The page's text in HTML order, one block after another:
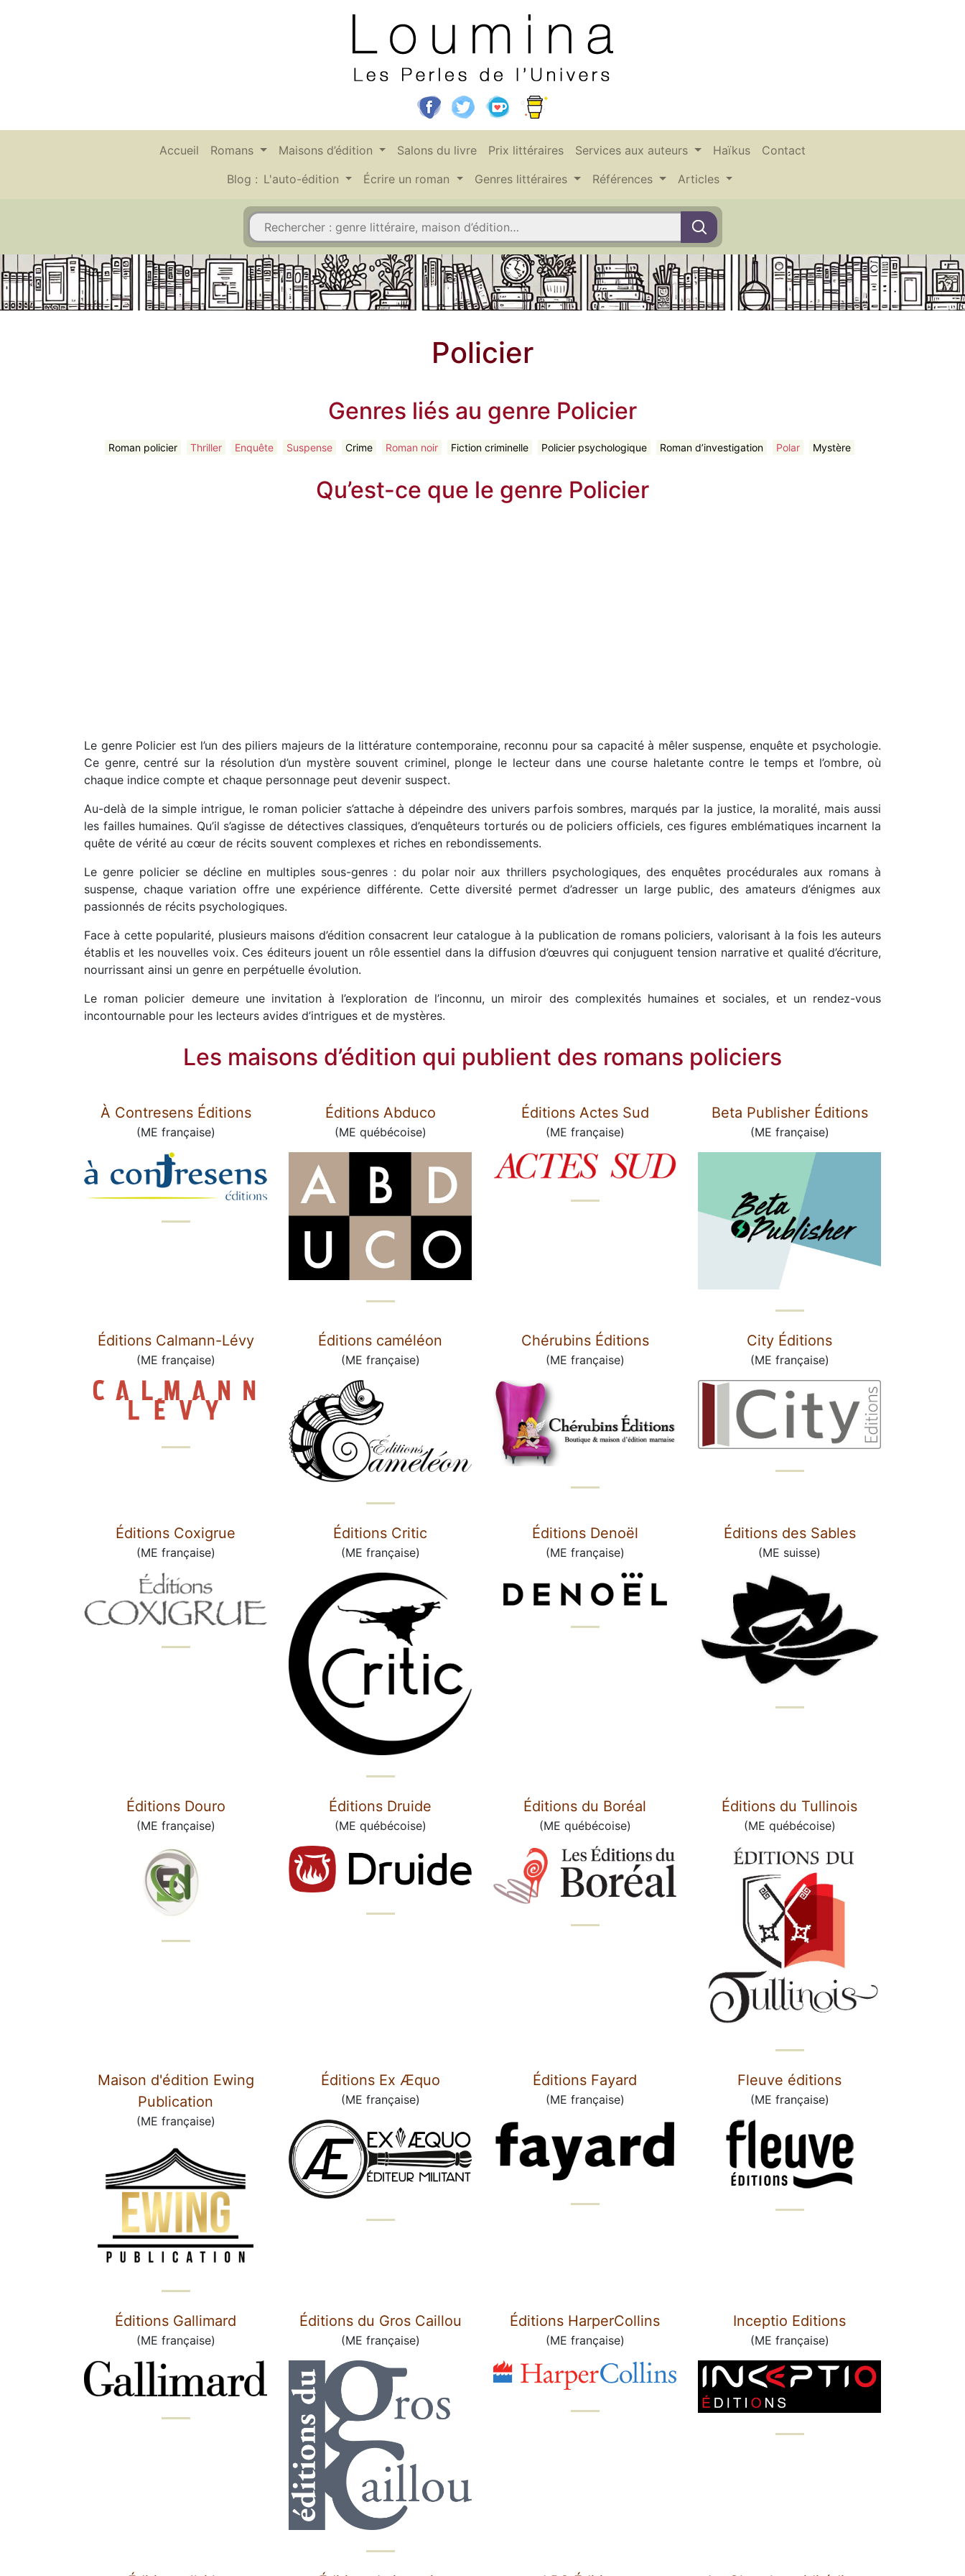
Accueil Romans Maisons d’édition Salons du livre Prix littéraires Services aux auteurs Haïkus
Contact
Blog : L'auto-édition Écrire un roman Genres littéraires Références Articles
Policier
Genres liés au genre Policier
Roman policier Thriller Enquête Suspense Crime Roman noir Fiction criminelle Policier psychologique Roman d’investigation Polar Mystère
Qu’est-ce que le genre Policier
Le genre Policier est l’un des piliers majeurs de la littérature contemporaine, reconnu pour sa capacité à mêler suspense, enquête et psychologie.
Ce genre, centré sur la résolution d’un mystère souvent criminel, plonge le lecteur dans une course haletante contre le temps et l’ombre, où
chaque indice compte et chaque personnage peut devenir suspect.
Au-delà de la simple intrigue, le roman policier s’attache à dépeindre des univers parfois sombres, marqués par la justice, la moralité, mais aussi
les failles humaines. Qu’il s’agisse de détectives classiques, d’enquêteurs torturés ou de policiers officiels, ces figures emblématiques incarnent la
quête de vérité au cœur de récits souvent complexes et riches en rebondissements.
Le genre policier se décline en multiples sous-genres : du polar noir aux thrillers psychologiques, des enquêtes procédurales aux romans à
suspense, chaque variation offre une expérience différente. Cette diversité permet d’adresser un large public, des amateurs d’énigmes aux
passionnés de récits psychologiques.
Face à cette popularité, plusieurs maisons d’édition consacrent leur catalogue à la publication de romans policiers, valorisant à la fois les auteurs
établis et les nouvelles voix. Ces éditeurs jouent un rôle essentiel dans la diffusion d’œuvres qui conjuguent tension narrative et qualité d’écriture,
nourrissant ainsi un genre en perpétuelle évolution.
Le roman policier demeure une invitation à l’exploration de l’inconnu, un miroir des complexités humaines et sociales, et un rendez-vous
incontournable pour les lecteurs avides d’intrigues et de mystères.
Les maisons d’édition qui publient des romans policiers
À Contresens Éditions
(ME française)
Éditions Abduco
(ME québécoise)
Éditions Actes Sud
(ME française)
Beta Publisher Éditions
(ME française)
Éditions Calmann-Lévy
(ME française)
Éditions caméléon
(ME française)
Chérubins Éditions
(ME française)
City Éditions
(ME française)
Éditions Coxigrue
(ME française)
Éditions Critic
(ME française)
Éditions Denoël
(ME française)
Éditions des Sables
(ME suisse)
Éditions Douro
(ME française)
Éditions Druide
(ME québécoise)
Éditions du Boréal
(ME québécoise)
Éditions du Tullinois
(ME québécoise)
Maison d'édition Ewing
Publication
(ME française)
Éditions Ex Æquo
(ME française)
Éditions Fayard
(ME française)
Fleuve éditions
(ME française)
Éditions Gallimard
(ME française)
Éditions du Gros Caillou
(ME française)
Éditions HarperCollins
(ME française)
Inceptio Editions
(ME française)